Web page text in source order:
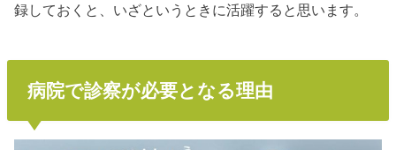
録しておくと、いざというときに活躍すると思います。
病院で診察が必要となる理由